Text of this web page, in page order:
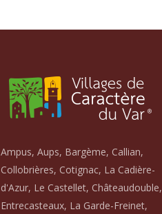
Ampus, Aups, Bargème, Callian,
Collobrières, Cotignac, La Cadière-
d'Azur, Le Castellet, Châteaudouble,
Entrecasteaux, La Garde-Freinet,